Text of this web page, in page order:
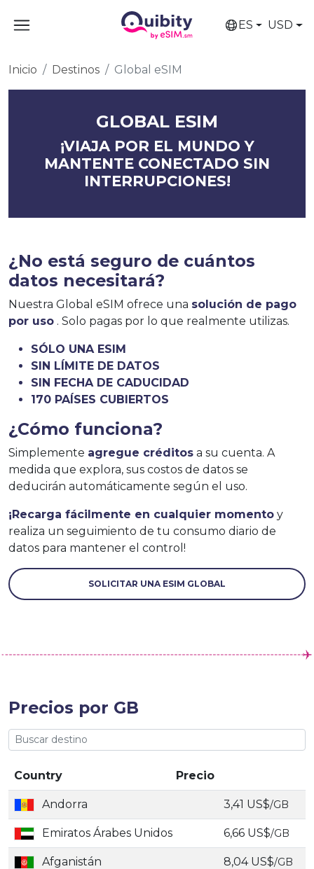
ES USD
Inicio Destinos Global eSIM
GLOBAL ESIM
¡VIAJA POR EL MUNDO Y
MANTENTE CONECTADO SIN
INTERRUPCIONES!
¿No está seguro de cuántos
datos necesitará?
Nuestra Global eSIM ofrece una solución de pago
por uso . Solo pagas por lo que realmente utilizas.
SÓLO UNA ESIM
SIN LÍMITE DE DATOS
SIN FECHA DE CADUCIDAD
170 PAÍSES CUBIERTOS
¿Cómo funciona?
Simplemente agregue créditos a su cuenta. A
medida que explora, sus costos de datos se
deducirán automáticamente según el uso.
¡Recarga fácilmente en cualquier momento y
realiza un seguimiento de tu consumo diario de
datos para mantener el control!
SOLICITAR UNA ESIM GLOBAL
Precios por GB
Country Precio
Andorra 3,41 US$/GB
Emiratos Árabes Unidos 6,66 US$/GB
Afganistán 8,04 US$/GB